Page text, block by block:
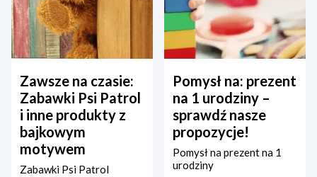
Zawsze na czasie:
Zabawki Psi Patrol
i inne produkty z
bajkowym
motywem
Zabawki Psi Patrol
Pomysł na: prezent
na 1 urodziny –
sprawdź nasze
propozycje!
Pomysł na prezent na 1
urodziny